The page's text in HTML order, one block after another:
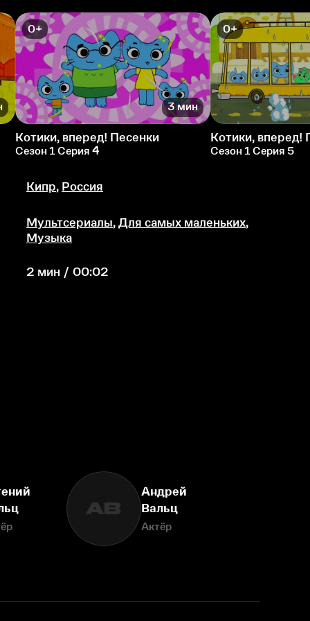
0+
3 мин
Котики, вперед! Песенки
Сезон 1 Серия 4
0+
Котики, вперед!
Сезон 1 Серия 5
Кипр, Россия
Мультсериалы, Для самых маленьких,
Музыка
2 мин / 00:02
АВ
Андрей
Вальц
Актёр